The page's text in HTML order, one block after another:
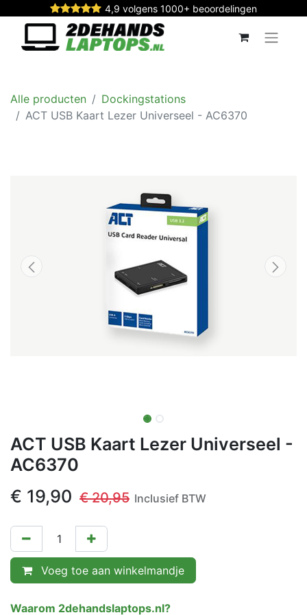
4,9 volgens 1000+ beoordelingen
Alle producten
Dockingstations
ACT USB Kaart Lezer Universeel - AC6370
ACT USB Kaart Lezer Universeel -
AC6370
€ 19,90 €20,95 Inclusief BTW
Voeg toe aan winkelmandje
Waarom 2dehandslaptops.nl?